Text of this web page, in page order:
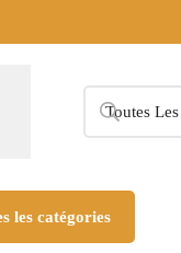
les catégories